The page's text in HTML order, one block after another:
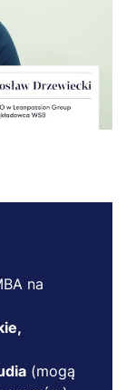
na
(mogą